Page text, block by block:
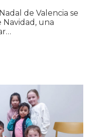
de Valencia se
Navidad, una